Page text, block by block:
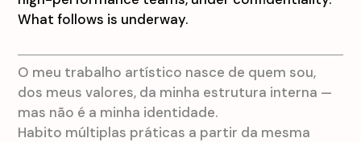
What follows is underway.
O meu trabalho artístico nasce de quem sou,
dos meus valores, da minha estrutura interna —
mas não é a minha identidade.
Habito múltiplas práticas a partir da mesma